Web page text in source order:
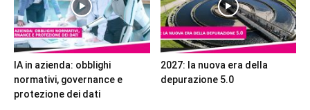
IA in azienda: obblighi
normativi, governance e
protezione dei dati
2027: la nuova era della
depurazione 5.0